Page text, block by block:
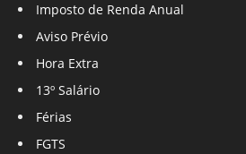
Imposto de Renda Anual
Aviso Prévio
Hora Extra
13º Salário
Férias
FGTS